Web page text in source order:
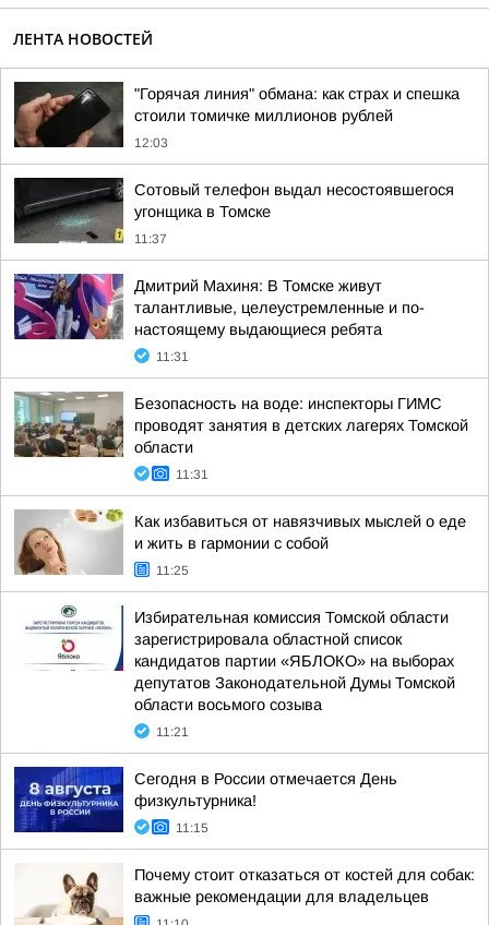
ЛЕНТА НОВОСТЕЙ
"Горячая линия" обмана: как страх и спешка
стоили томичке миллионов рублей
12:03
Сотовый телефон выдал несостоявшегося
угонщика в Томске
11:37
Дмитрий Махиня: В Томске живут
талантливые, целеустремленные и по-
настоящему выдающиеся ребята
11:31
Безопасность на воде: инспекторы ГИМС
проводят занятия в детских лагерях Томской
области
11:31
Как избавиться от навязчивых мыслей о еде
и жить в гармонии с собой
11:25
Избирательная комиссия Томской области
зарегистрировала областной список
кандидатов партии «ЯБЛОКО» на выборах
депутатов Законодательной Думы Томской
области восьмого созыва
11:21
Сегодня в России отмечается День
физкультурника!
11:15
Почему стоит отказаться от костей для собак:
важные рекомендации для владельцев